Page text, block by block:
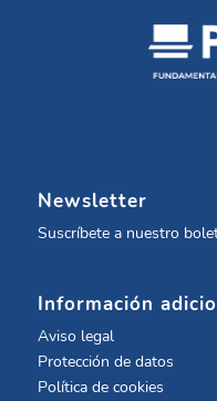
Newsletter
Suscríbete a nuestro
Información
Aviso legal
Protección de datos
Política de cookies